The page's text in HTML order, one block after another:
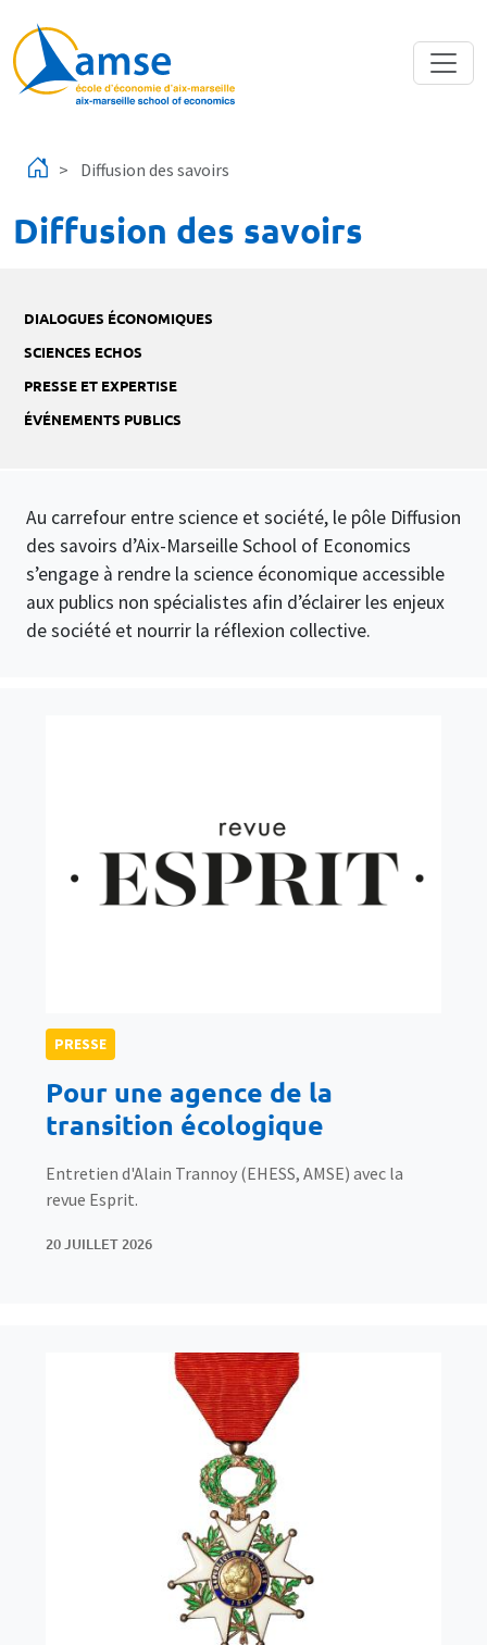
Diffusion des savoirs
Diffusion des savoirs
DIALOGUES ÉCONOMIQUES
SCIENCES ECHOS
PRESSE ET EXPERTISE
ÉVÉNEMENTS PUBLICS
Au carrefour entre science et société, le pôle Diffusion
des savoirs d’Aix-Marseille School of Economics
s’engage à rendre la science économique accessible
aux publics non spécialistes afin d’éclairer les enjeux
de société et nourrir la réflexion collective.
PRESSE
Pour une agence de la
transition écologique
Entretien d'Alain Trannoy (EHESS, AMSE) avec la
revue Esprit.
20 JUILLET 2026